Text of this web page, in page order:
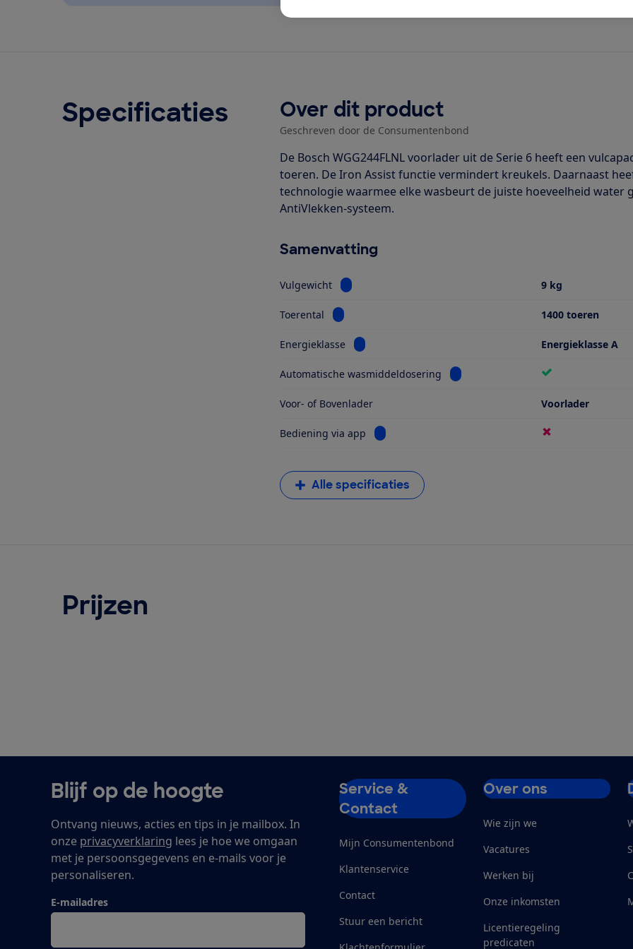
Specificaties Over dit product
Geschreven door de Consumentenbond
De Bosch WGG244FLNL voorlader uit de Serie 6 heeft een
toeren. De Iron Assist functie vermindert kreukels. Daarnaast
technologie waarmee elke wasbeurt de juiste hoeveelheid
AntiVlekken-systeem.
Samenvatting
Vulgewicht Bekijk informatie voor Vulgewicht 9 kg
Toerental Bekijk informatie voor Toerental 1400 toeren
Energieklasse Bekijk informatie voor Energieklasse Energieklasse A
Automatische wasmiddeldosering Bekijk informatie voor Automatische
Voor- of Bovenlader Voorlader
Bediening via app Bekijk informatie voor Bediening via app
Alle specificaties
Prijzen
Blijf op de hoogte
Ontvang nieuws, acties en tips in je mailbox. In
onze privacyverklaring lees je hoe we omgaan
met je persoonsgegevens en e-mails voor je
personaliseren.
E-mailadres
Service &
Contact
Mijn Consumentenbond
Klantenservice
Contact
Stuur een bericht
Over ons
Wie zijn we
Vacatures
Werken bij
Onze inkomsten
Licentieregeling
predicaten